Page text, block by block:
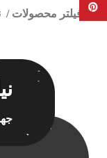
فیلتر محصولات
فقط نمایش
Pinterest